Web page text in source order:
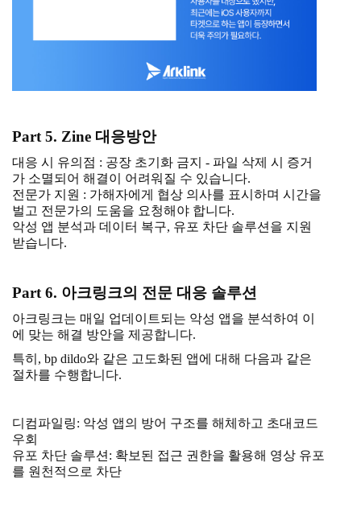
Part 5. Zine 대응방안
대응 시 유의점 : 공장 초기화 금지 - 파일 삭제 시 증거
가 소멸되어 해결이 어려워질 수 있습니다.
전문가 지원 : 가해자에게 협상 의사를 표시하며 시간을
벌고 전문가의 도움을 요청해야 합니다.
악성 앱 분석과 데이터 복구, 유포 차단 솔루션을 지원
받습니다.
Part 6. 아크링크의 전문 대응 솔루션
아크링크는 매일 업데이트되는 악성 앱을 분석하여 이
에 맞는 해결 방안을 제공합니다.
특히, bp dildo와 같은 고도화된 앱에 대해 다음과 같은
절차를 수행합니다.
디컴파일링: 악성 앱의 방어 구조를 해체하고 초대코드
우회
유포 차단 솔루션: 확보된 접근 권한을 활용해 영상 유포
를 원천적으로 차단